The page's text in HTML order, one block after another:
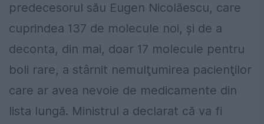
predecesorul său Eugen Nicolăescu, care
cuprindea 137 de molecule noi, şi de a
deconta, din mai, doar 17 molecule pentru
boli rare, a stârnit nemulţumirea pacienţilor
care ar avea nevoie de medicamente din
lista lungă. Ministrul a declarat că va fi